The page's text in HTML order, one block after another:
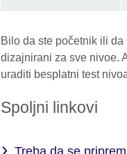
Bilo da ste početnik ili
dizajnirani za sve nivoe.
uraditi besplatni test
Spoljni linkovi